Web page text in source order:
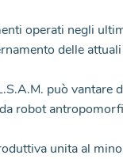
operati negli
delle
può vantare
robot
unita al